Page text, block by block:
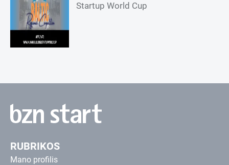
Startup World Cup
RUBRIKOS
Mano profilis